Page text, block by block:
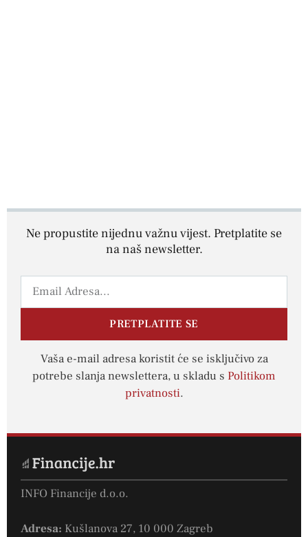
Ne propustite nijednu važnu vijest. Pretplatite se
na naš newsletter.
PRETPLATITE SE
Vaša e-mail adresa koristit će se isključivo za
potrebe slanja newslettera, u skladu s Politikom
privatnosti.
INFO Financije d.o.o.
Adresa: Kušlanova 27, 10 000 Zagreb